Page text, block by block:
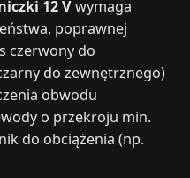
12 Vwymaga
poprawnej
czerwony do
do zewnętrznego)
obwodu
o przekroju min.
do obciążenia (np.